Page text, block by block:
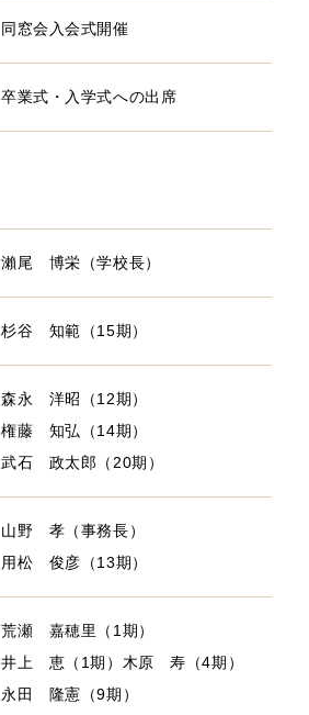
同窓会入会式開催
卒業式・入学式への出席
瀨尾 博栄（学校長）
杉谷 知範（15期）
森永 洋昭（12期）
権藤 知弘（14期）
武石 政太郎（20期）
山野 孝（事務長）
用松 俊彦（13期）
荒瀬 嘉穂里（1期）
井上 恵（1期） 木原 寿（4期）
永田 隆憲（9期）